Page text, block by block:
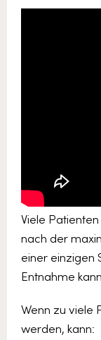
Viele
nach der
einer einzigen
Entnahme
Wenn zu viele
werden, kann: